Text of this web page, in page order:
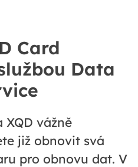
Card
Data
XQD vážně
již obnovit svá
pro obnovu dat. V